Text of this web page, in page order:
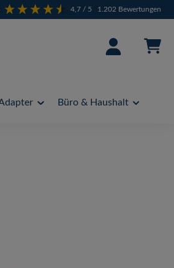
4,7 / 5 1.202 Bewertungen
Büro & Haushalt